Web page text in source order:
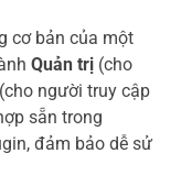
cơ bản của một
Quản trị (cho
(cho người truy cập
sẵn trong
đảm bảo dễ sử